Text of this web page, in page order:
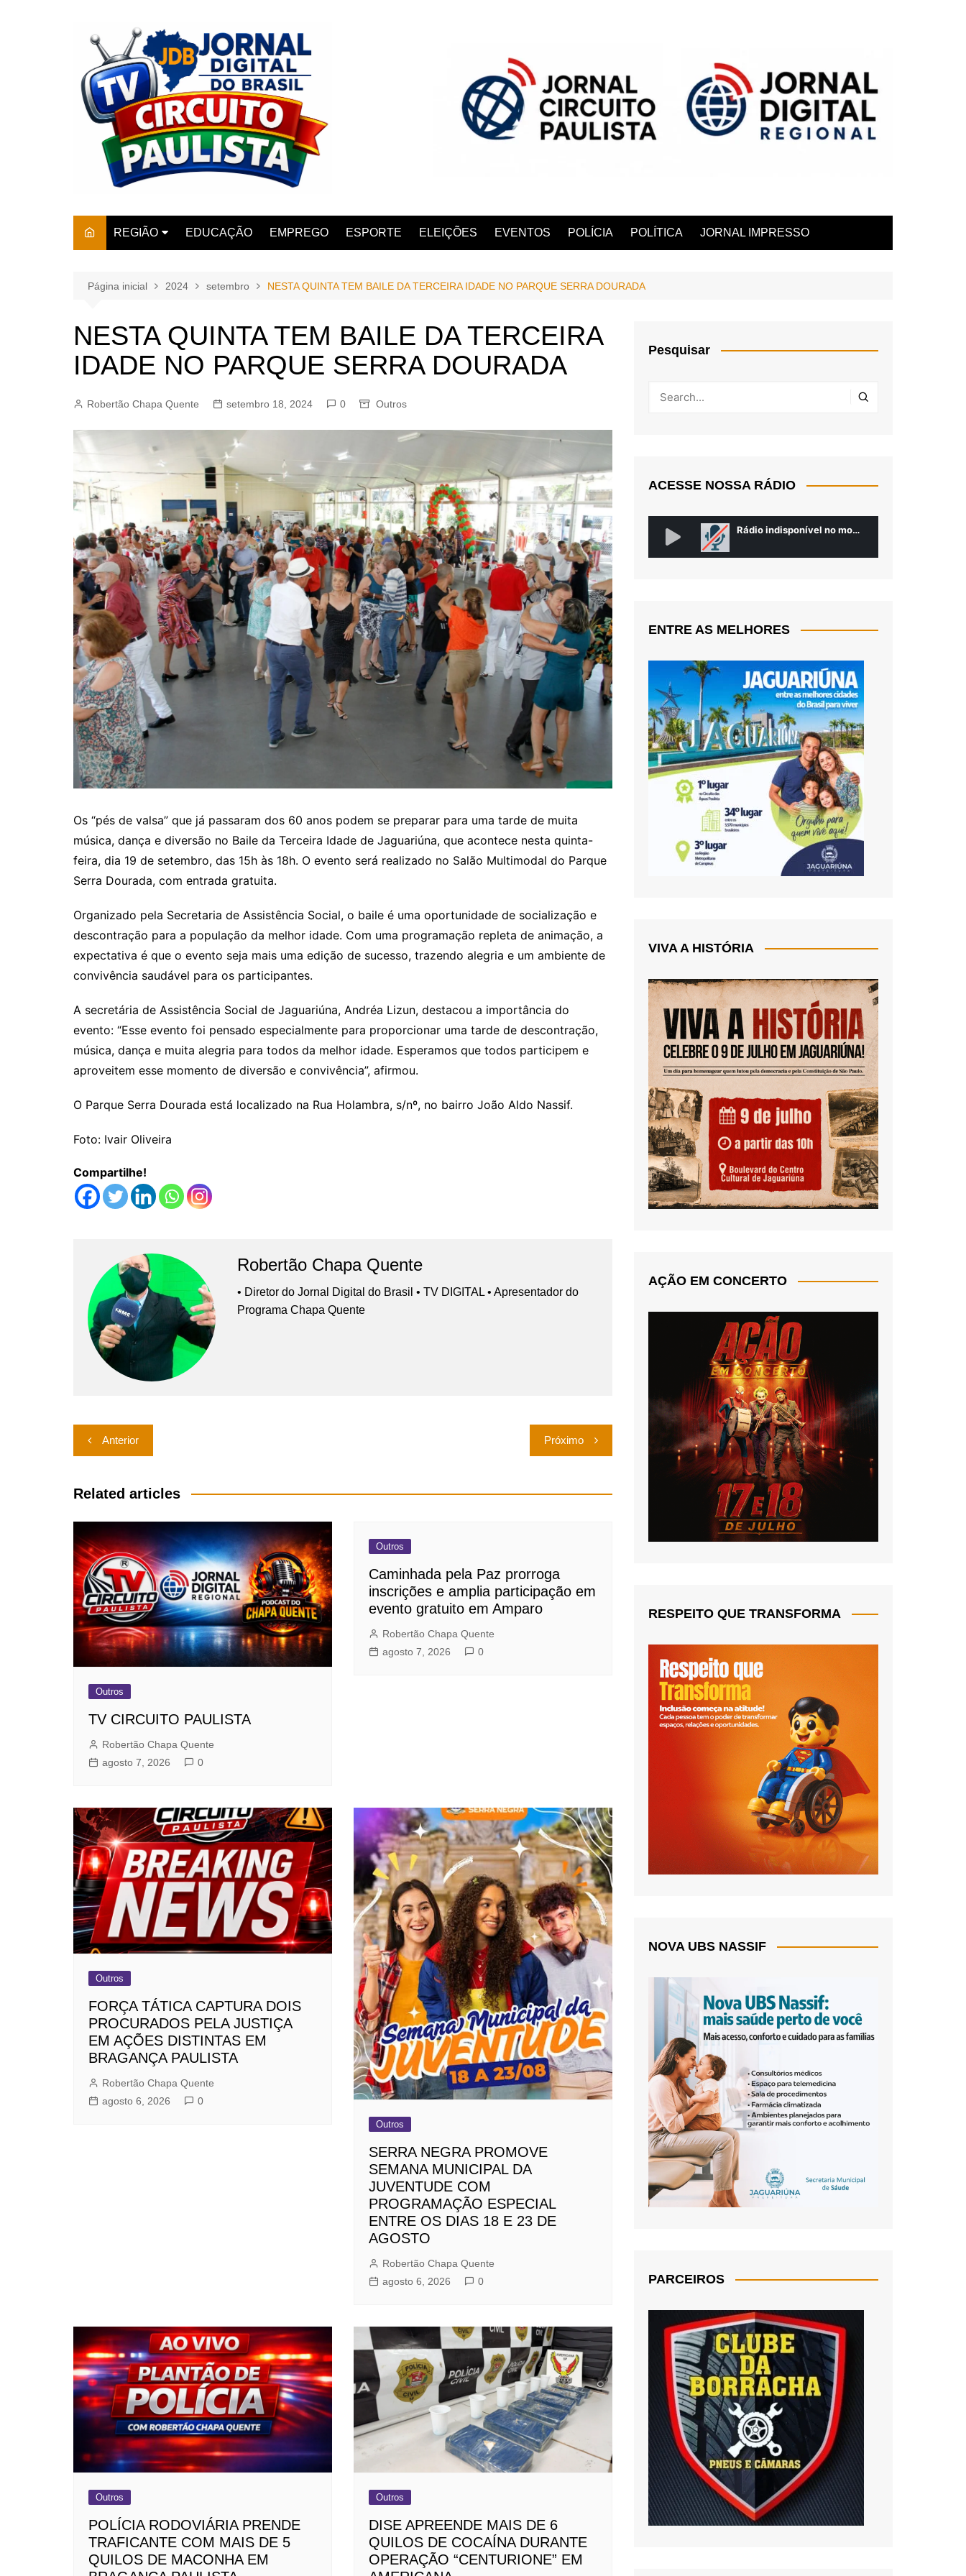
REGIÃO
AMPARO
BARRETOS
CAMPINAS
ESTIVA GERBI
JAGUARIÚNA
JUNDIAÍ
MOGI GUAÇU
MOGI MIRIM
PAULÍNIA
PEDREIRA
RIBEIRÃO PRETO
EDUCAÇÃO EMPREGO ESPORTE ELEIÇÕES EVENTOS POLÍCIA POLÍTICA JORNAL IMPRESSO
Página inicial 2024 setembro NESTA QUINTA TEM BAILE DA TERCEIRA IDADE NO PARQUE SERRA DOURADA
NESTA QUINTA TEM BAILE DA TERCEIRA
IDADE NO PARQUE SERRA DOURADA
Robertão Chapa Quente setembro 18, 2024 0 Outros
Os “pés de valsa” que já passaram dos 60 anos podem se preparar para uma tarde de muita
música, dança e diversão no Baile da Terceira Idade de Jaguariúna, que acontece nesta quinta-
feira, dia 19 de setembro, das 15h às 18h. O evento será realizado no Salão Multimodal do Parque
Serra Dourada, com entrada gratuita.
Organizado pela Secretaria de Assistência Social, o baile é uma oportunidade de socialização e
descontração para a população da melhor idade. Com uma programação repleta de animação, a
expectativa é que o evento seja mais uma edição de sucesso, trazendo alegria e um ambiente de
convivência saudável para os participantes.
A secretária de Assistência Social de Jaguariúna, Andréa Lizun, destacou a importância do
evento: “Esse evento foi pensado especialmente para proporcionar uma tarde de descontração,
música, dança e muita alegria para todos da melhor idade. Esperamos que todos participem e
aproveitem esse momento de diversão e convivência”, afirmou.
O Parque Serra Dourada está localizado na Rua Holambra, s/nº, no bairro João Aldo Nassif.
Foto: Ivair Oliveira
Compartilhe!
Robertão Chapa Quente
• Diretor do Jornal Digital do Brasil • TV DIGITAL • Apresentador do
Programa Chapa Quente
Navegação
de
Post
Anterior Próximo
Related articles
Outros
TV CIRCUITO PAULISTA
Robertão Chapa Quente
agosto 7, 2026
0
Outros
Caminhada pela Paz prorroga
inscrições e amplia participação em
evento gratuito em Amparo
Robertão Chapa Quente
agosto 7, 2026
0
Outros
FORÇA TÁTICA CAPTURA DOIS
PROCURADOS PELA JUSTIÇA
EM AÇÕES DISTINTAS EM
BRAGANÇA PAULISTA
Robertão Chapa Quente
agosto 6, 2026
0
Outros
SERRA NEGRA PROMOVE
SEMANA MUNICIPAL DA
JUVENTUDE COM
PROGRAMAÇÃO ESPECIAL
ENTRE OS DIAS 18 E 23 DE
AGOSTO
Robertão Chapa Quente
agosto 6, 2026
0
Outros
POLÍCIA RODOVIÁRIA PRENDE
TRAFICANTE COM MAIS DE 5
QUILOS DE MACONHA EM
Outros
DISE APREENDE MAIS DE 6
QUILOS DE COCAÍNA DURANTE
OPERAÇÃO “CENTURIONE” EM
Pesquisar
ACESSE NOSSA RÁDIO
ENTRE AS MELHORES
VIVA A HISTÓRIA
AÇÃO EM CONCERTO
RESPEITO QUE TRANSFORMA
NOVA UBS NASSIF
PARCEIROS